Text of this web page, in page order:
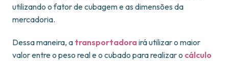
utilizando o fator de cubagem e as dimensões da
mercadoria.
Dessa maneira, a transportadorairá utilizar o maior
valor entre o peso real e o cubado para realizar o cálculo